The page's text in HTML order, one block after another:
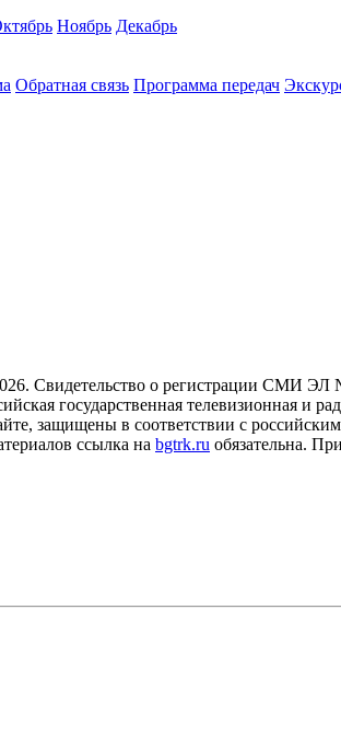
Ноябрь Декабрь
Обратная связь Программа передач
Cвидетельство о регистрации СМИ
государственная телевизионная
защищены в соответствии с
ссылка на bgtrk.ru обязательна.